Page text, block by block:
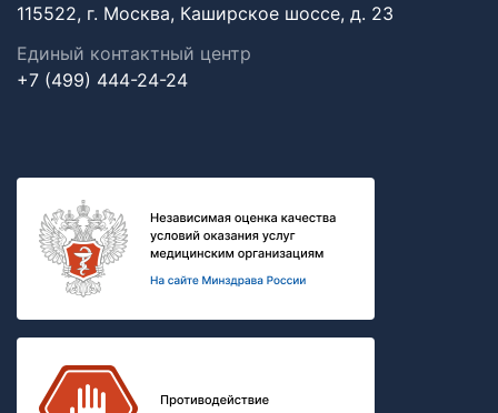
115522, г. Москва, Каширское шоссе, д. 23
Единый контактный центр
+7 (499) 444-24-24